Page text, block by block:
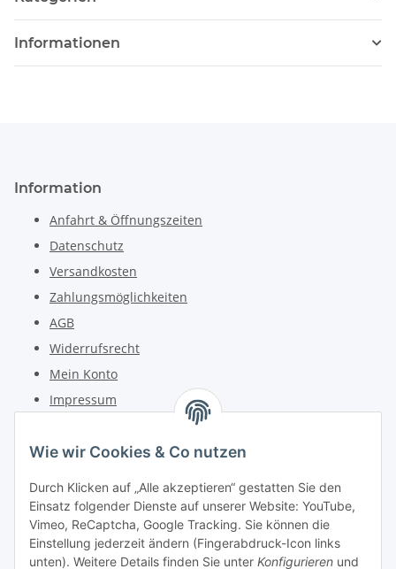
Wie wir Cookies & Co nutzen
Durch Klicken auf „Alle akzeptieren“ gestatten Sie den
Einsatz folgender Dienste auf unserer Website: YouTube,
Vimeo, ReCaptcha, Google Tracking. Sie können die
Einstellung jederzeit ändern (Fingerabdruck-Icon links
unten). Weitere Details finden Sie unter Konfigurieren und
Informationen
Information
Anfahrt & Öffnungszeiten
Datenschutz
Versandkosten
Zahlungsmöglichkeiten
AGB
Widerrufsrecht
Mein Konto
Impressum
Telefon: +49 (0) 6162 5554
Fax: +49 (0) 6162 5220
Email: info@diedrucker.de